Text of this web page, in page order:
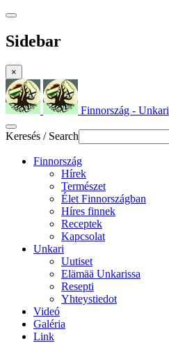
Sidebar
×
Finnország - Unkari
Keresés / Search
Finnország
Hírek
Természet
Élet Finnországban
Híres finnek
Receptek
Kapcsolat
Unkari
Uutiset
Elämää Unkarissa
Resepti
Yhteystiedot
Videó
Galéria
Link